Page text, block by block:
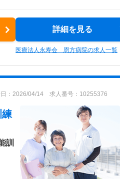
詳細を見る
医療法人永寿会 恩方病院の求人一覧
：2026/04/14 求人番号：10255376
練
訓